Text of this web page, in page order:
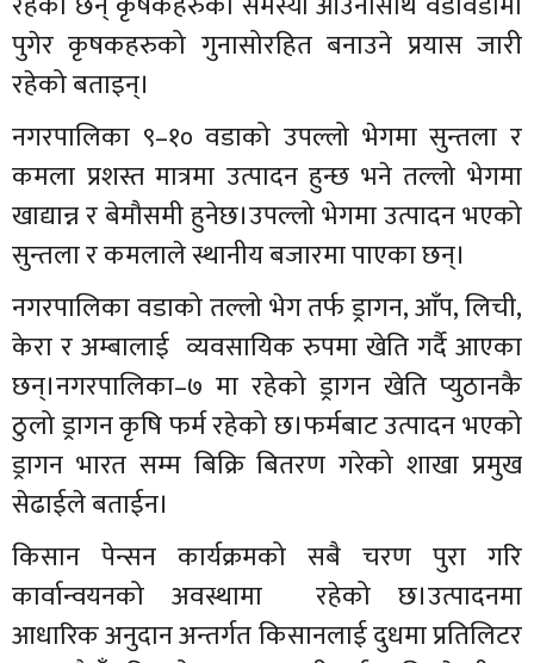
पुगेर कृषकहरुको गुनासोरहित बनाउने प्रयास जारी
रहेको बताइन्।
नगरपालिका ९–१० वडाको उपल्लो भेगमा सुन्तला र
कमला प्रशस्त मात्रमा उत्पादन हुन्छ भने तल्लो भेगमा
खाद्यान्न र बेमौसमी हुनेछ।उपल्लो भेगमा उत्पादन भएको
सुन्तला र कमलाले स्थानीय बजारमा पाएका छन्।
नगरपालिका वडाको तल्लो भेग तर्फ ड्रागन, आँप, लिची,
केरा र अम्बालाई व्यवसायिक रुपमा खेति गर्दै आएका
छन्।नगरपालिका–७ मा रहेको ड्रागन खेति प्युठानकै
ठुलो ड्रागन कृषि फर्म रहेको छ।फर्मबाट उत्पादन भएको
ड्रागन भारत सम्म बिक्रि बितरण गरेको शाखा प्रमुख
सेढाईले बताईन।
किसान पेन्सन कार्यक्रमको सबै चरण पुरा गरि
कार्वान्वयनको अवस्थामा रहेको छ।उत्पादनमा
आधारिक अनुदान अन्तर्गत किसानलाई दुधमा प्रतिलिटर